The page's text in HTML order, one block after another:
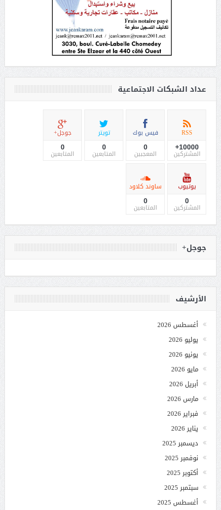
عداد الشبكات الاجتماعية
RSS
10000+
المشتركين
فيس بوك
0
المعجبين
تويتر
0
المتابعين
جوجل+
0
المتابعين
يوتيوب
0
المشتركين
ساوند كلاود
0
المتابعين
جوجل+
الأرشيف
أغسطس 2026
يوليو 2026
يونيو 2026
مايو 2026
أبريل 2026
مارس 2026
فبراير 2026
يناير 2026
ديسمبر 2025
نوفمبر 2025
أكتوبر 2025
سبتمبر 2025
أغسطس 2025